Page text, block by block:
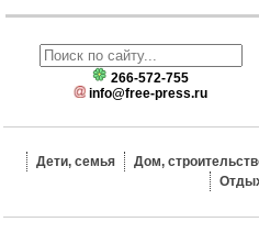
266-572-755
info@free-press.ru
Дети, семья Дом,